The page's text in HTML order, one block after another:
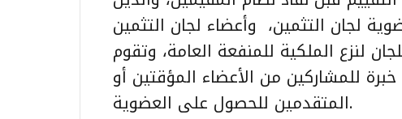
لجان التثمين، وأعضاء لجان التثمين
لنزع الملكية للمنفعة العامة، وتقوم
للمشاركين من الأعضاء المؤقتين أو
المتقدمين للحصول على العضوية.